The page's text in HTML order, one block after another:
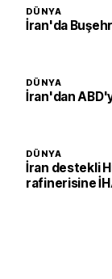
DÜNYA
İran'da
DÜNYA
İran'dan
DÜNYA
İran destekli
rafinerisine